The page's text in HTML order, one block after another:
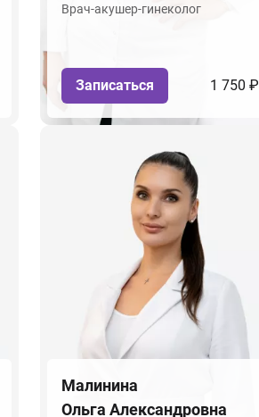
Врач-акушер-гинеколог
Записаться 1 750 ₽
Малинина
Ольга Александровна